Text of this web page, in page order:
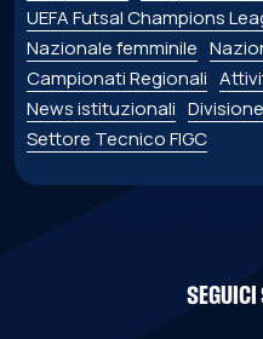
UEFA Futsal Champions
Nazionale femminile
Campionati Regionali
News istituzionali
Settore Tecnico FIGC
SEGUICI